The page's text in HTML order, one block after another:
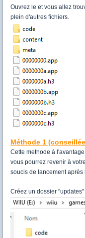
Ouvrez le et vous allez
plein d'autres fichiers.
Méthode 1
Cette methode à
vous pourrez revenir à
soucis de lancement après
Créez un dossier